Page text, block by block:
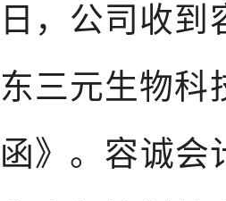
日，公司收
东三元生物科
函》。容诚会